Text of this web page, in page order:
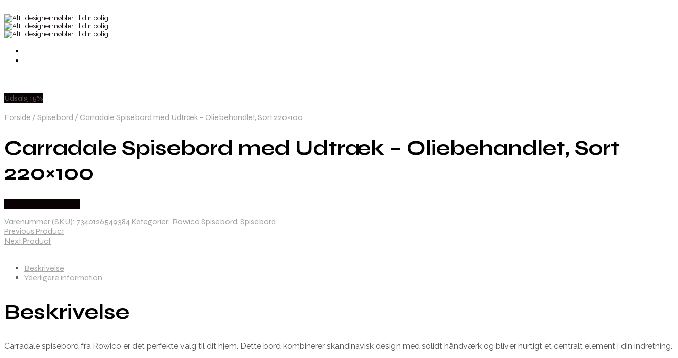
Udsalg 15%
Forside / Spisebord / Carradale Spisebord med Udtræk – Oliebehandlet, Sort 220×100
Carradale Spisebord med Udtræk – Oliebehandlet, Sort
220×100
Varenummer (SKU): 7340126549384 Kategorier: Rowico Spisebord, Spisebord
Previous Product
Next Product
Beskrivelse
Yderligere information
Beskrivelse
Carradale spisebord fra Rowico er det perfekte valg til dit hjem. Dette bord kombinerer skandinavisk design med solidt håndværk og bliver hurtigt et centralt element i din indretning.